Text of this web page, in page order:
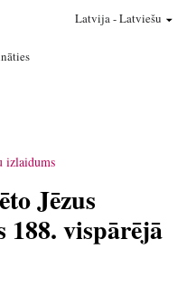
Latvija-Latviešu
izlaidums
Jēzus
188. vispārējā